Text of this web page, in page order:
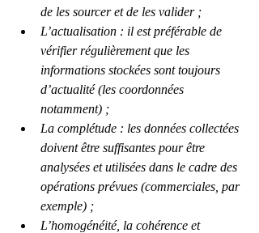
de les sourcer et de les valider ;
L’actualisation : il est préférable de
vérifier régulièrement que les
informations stockées sont toujours
d’actualité (les coordonnées
notamment) ;
La complétude : les données collectées
doivent être suffisantes pour être
analysées et utilisées dans le cadre des
opérations prévues (commerciales, par
exemple) ;
L’homogénéité, la cohérence et